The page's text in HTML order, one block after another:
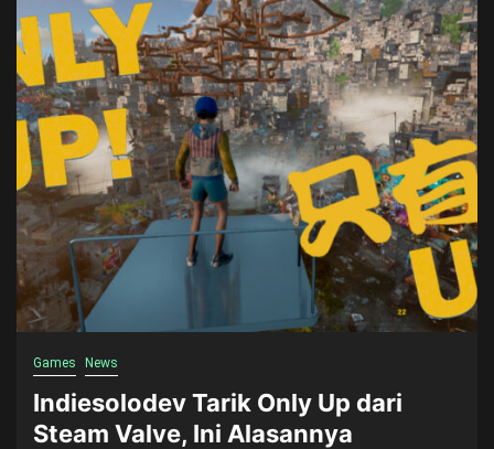
Games News
Indiesolodev Tarik Only Up dari
Steam Valve, Ini Alasannya